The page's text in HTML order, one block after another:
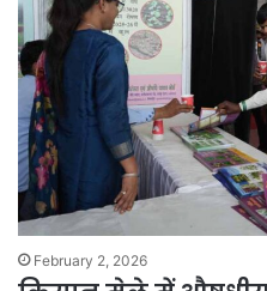
February 2, 2026